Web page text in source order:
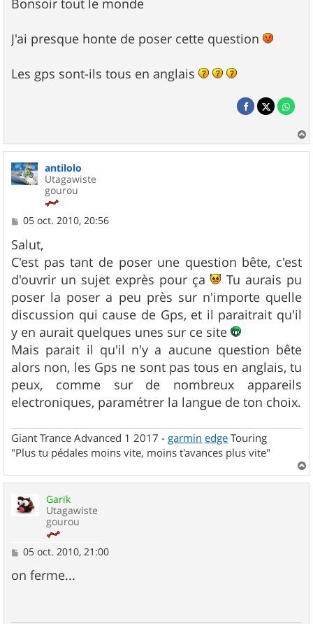
s
g
e
Bonsoir tout le monde
J'ai presque honte de poser cette question
Les gps sont-ils tous en anglais
a
antilolo
Utagawiste
gourou
M
s
s
a
g
e
05 oct. 2010, 20:56
Salut,
C'est pas tant de poser une question bête, c'est
d'ouvrir un sujet exprès pour ça
Tu aurais pu
poser la poser a peu près sur n'importe quelle
discussion qui cause de Gps, et il paraitrait qu'il
y en aurait quelques unes sur ce site
Mais parait il qu'il n'y a aucune question bête
alors non, les Gps ne sont pas tous en anglais, tu
peux, comme sur de nombreux appareils
electroniques, paramétrer la langue de ton choix.
Giant Trance Advanced 1 2017 - garmin edge Touring
"Plus tu pédales moins vite, moins t'avances plus vite"
a
Garik
Utagawiste
gourou
M
s
s
05 oct. 2010, 21:00
on ferme...